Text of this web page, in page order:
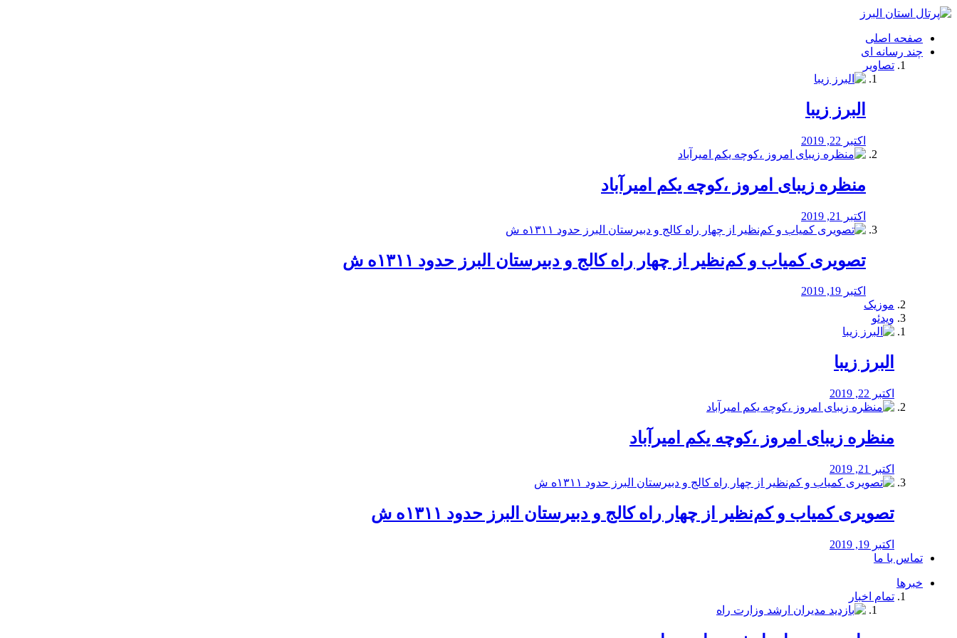
فصد
شرق
تهران
خشکشویی
صفحه اصلی
چند رسانه ای
تصاویر
البرز زیبا
اکتبر 22, 2019
منظره‌‌ زیبای امروز ،کوچه یکم امیرآباد
اکتبر 21, 2019
️تصویری کمیاب و کم‌نظیر از چهار راه كالج و دبيرستان البرز حدود ۱۳۱۱ه ش
اکتبر 19, 2019
موزیک
ویدئو
البرز زیبا
اکتبر 22, 2019
منظره‌‌ زیبای امروز ،کوچه یکم امیرآباد
اکتبر 21, 2019
️تصویری کمیاب و کم‌نظیر از چهار راه كالج و دبيرستان البرز حدود ۱۳۱۱ه ش
اکتبر 19, 2019
تماس با ما
خبرها
تمام اخبار